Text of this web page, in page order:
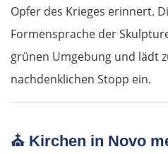
Opfer des Krieges erinnert.
Formensprache der
grünen Umgebung und lädt
nachdenklichen Stopp ein.
⛪ Kirchen in Novo